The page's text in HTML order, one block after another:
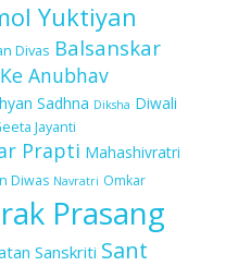
Yuktiyan
Divas Balsanskar
Anubhav
Sadhna Diksha Diwali
Jayanti
Prapti Mahashivratri
Diwas Navratri Omkar
Prasang
Sanskriti Sant